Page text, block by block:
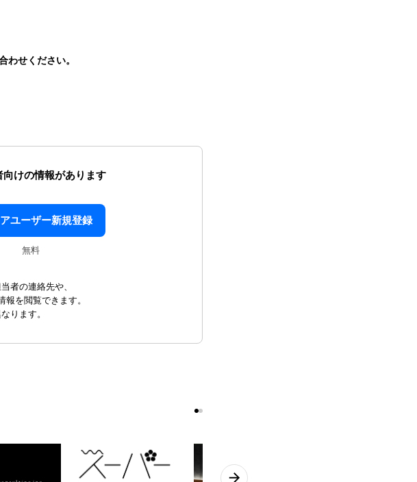
せください。
向けの情報があります
ユーザー新規登録
無料
者の連絡先や、
を閲覧できます。
ります。